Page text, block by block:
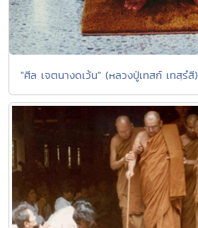
"ศีล เจตนางดเว้น" (หลวงปู่เทสก์ เทสฺรํสี)